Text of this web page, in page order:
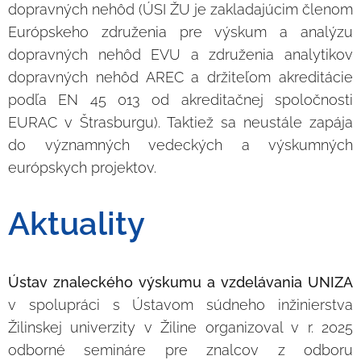
dopravných nehôd (ÚSI ŽU je zakladajúcim členom
Európskeho združenia pre výskum a analýzu
dopravných nehôd EVU a združenia analytikov
dopravných nehôd AREC a držiteľom akreditácie
podľa EN 45 013 od akreditačnej spoločnosti
EURAC v Štrasburgu). Taktiež sa neustále zapája
do významných vedeckých a výskumných
európskych projektov.
Aktuality
Ústav znaleckého výskumu a vzdelávania UNIZA
v spolupráci s Ústavom súdneho inžinierstva
Žilinskej univerzity v Žiline organizoval v r. 2025
odborné semináre pre znalcov z odboru